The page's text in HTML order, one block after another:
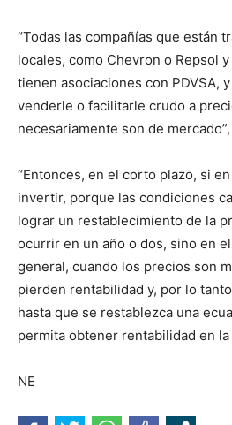
“Todas las compañías que están
locales, como Chevron o Repsol
tienen asociaciones con PDVSA,
venderle o facilitarle crudo a
necesariamente son de
“Entonces, en el corto plazo, si
invertir, porque las condiciones
lograr un restablecimiento de la
ocurrir en un año o dos, sino en
general, cuando los precios son
pierden rentabilidad y, por lo
hasta que se restablezca una
permita obtener rentabilidad en
NE